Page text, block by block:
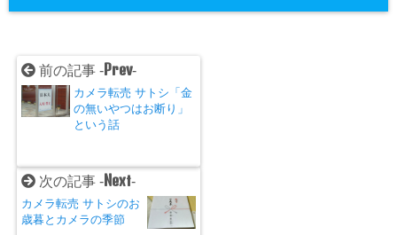
前の記事 -Prev-
カメラ転売 サトシ「金
の無いやつはお断り」
という話
次の記事 -Next-
カメラ転売 サトシのお
歳暮とカメラの季節